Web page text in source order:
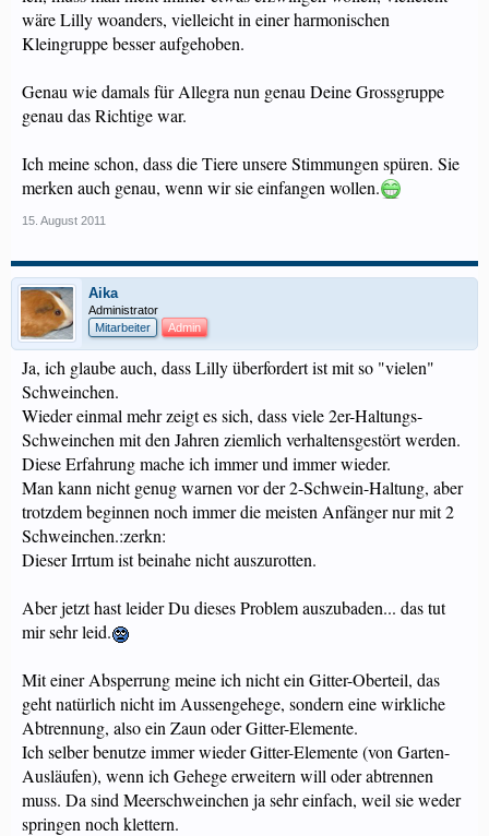
wäre Lilly woanders, vielleicht in einer harmonischen
Kleingruppe besser aufgehoben.
Genau wie damals für Allegra nun genau Deine Grossgruppe
genau das Richtige war.
Ich meine schon, dass die Tiere unsere Stimmungen spüren. Sie
merken auch genau, wenn wir sie einfangen wollen.
15. August 2011
Aika
Administrator
Mitarbeiter
Admin
Ja, ich glaube auch, dass Lilly überfordert ist mit so "vielen"
Schweinchen.
Wieder einmal mehr zeigt es sich, dass viele 2er-Haltungs-
Schweinchen mit den Jahren ziemlich verhaltensgestört werden.
Diese Erfahrung mache ich immer und immer wieder.
Man kann nicht genug warnen vor der 2-Schwein-Haltung, aber
trotzdem beginnen noch immer die meisten Anfänger nur mit 2
Schweinchen.:zerkn:
Dieser Irrtum ist beinahe nicht auszurotten.
Aber jetzt hast leider Du dieses Problem auszubaden... das tut
mir sehr leid.
Mit einer Absperrung meine ich nicht ein Gitter-Oberteil, das
geht natürlich nicht im Aussengehege, sondern eine wirkliche
Abtrennung, also ein Zaun oder Gitter-Elemente.
Ich selber benutze immer wieder Gitter-Elemente (von Garten-
Ausläufen), wenn ich Gehege erweitern will oder abtrennen
muss. Da sind Meerschweinchen ja sehr einfach, weil sie weder
springen noch klettern.